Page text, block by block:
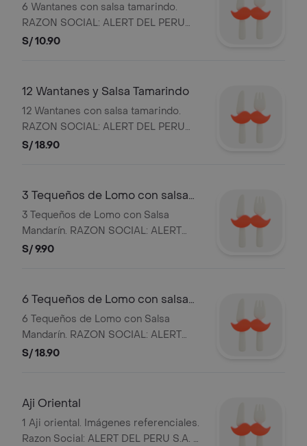
6 Wantanes con salsa tamarindo.
RAZON SOCIAL: ALERT DEL PERU
S.A. Y RUC: 20101869947.
S/ 10.90
12 Wantanes y Salsa Tamarindo
12 Wantanes con salsa tamarindo.
RAZON SOCIAL: ALERT DEL PERU
S.A. Y RUC: 20101869947.
S/ 18.90
3 Tequeños de Lomo con salsa
mandarín
3 Tequeños de Lomo con Salsa
Mandarín. RAZON SOCIAL: ALERT
DEL PERU S.A. Y RUC: 20101869947.
S/ 9.90
6 Tequeños de Lomo con salsa
mandarín
6 Tequeños de Lomo con Salsa
Mandarín. RAZON SOCIAL: ALERT
DEL PERU S.A. Y RUC: 20101869947.
S/ 18.90
Aji Oriental
1 Aji oriental. Imágenes referenciales.
Razon Social: ALERT DEL PERU S.A. y